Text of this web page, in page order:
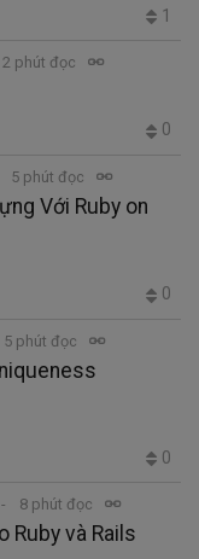
1
2 phút đọc
0
5 phút đọc
Với Ruby on
0
5 phút đọc
0
8 phút đọc
Ruby và Rails